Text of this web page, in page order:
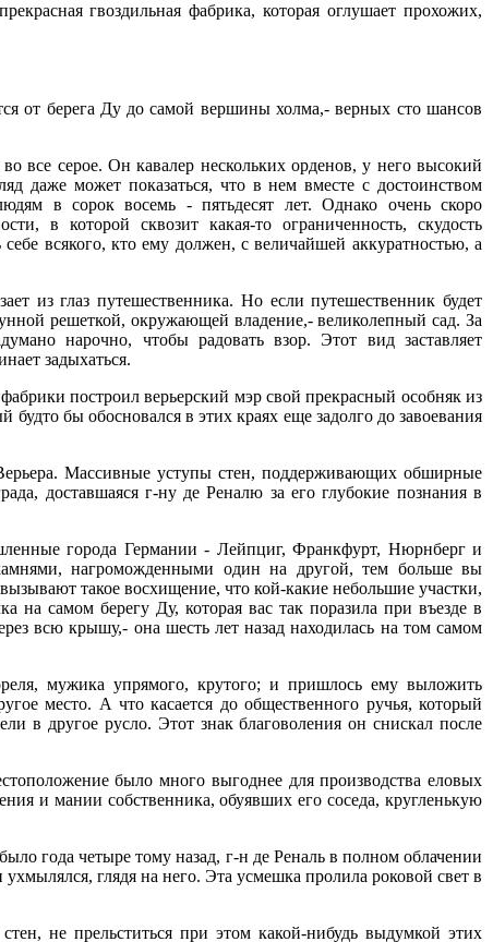
гвоздильная фабрика, которая оглушает прохожих,
от берега Ду до самой вершины холма,- верных сто шансов
все серое. Он кавалер нескольких орденов, у него высокий
даже может показаться, что в нем вместе с достоинством
в сорок восемь - пятьдесят лет. Однако очень скоро
в которой сквозит какая-то ограниченность, скудость
себе всякого, кто ему должен, с величайшей аккуратностью, а
из глаз путешественника. Но если путешественник будет
решеткой, окружающей владение,- великолепный сад. За
нарочно, чтобы радовать взор. Этот вид заставляет
задыхаться.
построил верьерский мэр свой прекрасный особняк из
бы обосновался в этих краях еще задолго до завоевания
Массивные уступы стен, поддерживающих обширные
доставшаяся г-ну де Реналю за его глубокие познания в
города Германии - Лейпциг, Франкфурт, Нюрнберг и
нагроможденными один на другой, тем больше вы
такое восхищение, что кой-какие небольшие участки,
самом берегу Ду, которая вас так поразила при въезде в
всю крышу,- она шесть лет назад находилась на том самом
мужика упрямого, крутого; и пришлось ему выложить
место. А что касается до общественного ручья, который
в другое русло. Этот знак благоволения он снискал после
было много выгоднее для производства еловых
и мании собственника, обуявших его соседа, кругленькую
года четыре тому назад, г-н де Реналь в полном облачении
глядя на него. Эта усмешка пролила роковой свет в
не прельститься при этом какой-нибудь выдумкой этих